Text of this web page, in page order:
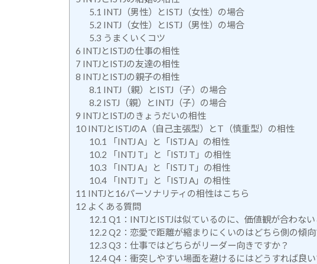
5.1 INTJ（男性）とISTJ（女性）の場合
5.2 INTJ（女性）とISTJ（男性）の場合
5.3 うまくいくコツ
6 INTJとISTJの仕事の相性
7 INTJとISTJの友達の相性
8 INTJとISTJの親子の相性
8.1 INTJ（親）とISTJ（子）の場合
8.2 ISTJ（親）とINTJ（子）の場合
9 INTJとISTJのきょうだいの相性
10 INTJとISTJのA（自己主張型）とT（慎重型）の相性
10.1
「INTJ A」と「ISTJ A」の相性
10.2 「INTJ T」と「ISTJ T」の相性
10.3 「INTJ A」と「ISTJ T」の相性
10.4「INTJ T」と「ISTJ A」の相性
11 INTJと16パーソナリティの相性はこちら
12 よくある質問
12.1 Q1：INTJとISTJは似ているのに、価値観が合わな
12.2 Q2：恋愛で距離が縮まりにくいのはどちら側の傾向
12.3 Q3：仕事ではどちらがリーダー向きですか？
12.4Q4：衝突しやすい場面を避けるにはどうすれば良い